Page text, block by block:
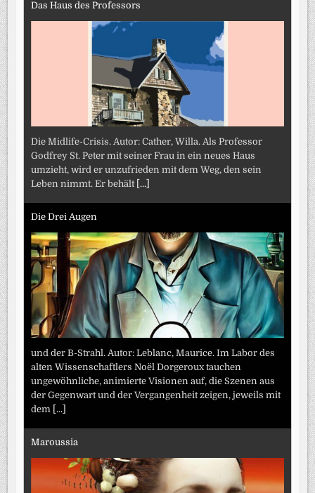
Das Haus des Professors
Die Midlife-Crisis. Autor: Cather, Willa. Als Professor
Godfrey St. Peter mit seiner Frau in ein neues Haus
umzieht, wird er unzufrieden mit dem Weg, den sein
Leben nimmt. Er behält [...]
Die Drei Augen
und der B-Strahl. Autor: Leblanc, Maurice. Im Labor des
alten Wissenschaftlers Noël Dorgeroux tauchen
ungewöhnliche, animierte Visionen auf, die Szenen aus
der Gegenwart und der Vergangenheit zeigen, jeweils mit
dem [...]
Maroussia